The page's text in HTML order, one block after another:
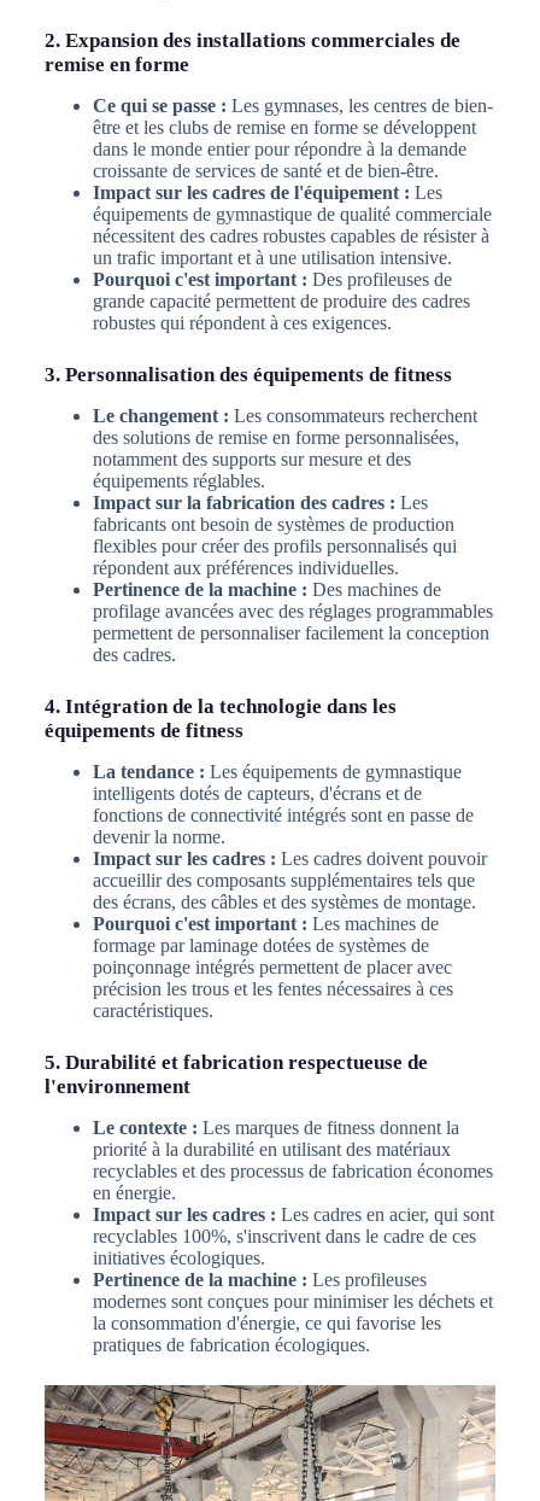
2. Expansion des installations commerciales de
remise en forme
Ce qui se passe : Les gymnases, les centres de bien-
être et les clubs de remise en forme se développent
dans le monde entier pour répondre à la demande
croissante de services de santé et de bien-être.
Impact sur les cadres de l'équipement : Les
équipements de gymnastique de qualité commerciale
nécessitent des cadres robustes capables de résister à
un trafic important et à une utilisation intensive.
Pourquoi c'est important : Des profileuses de
grande capacité permettent de produire des cadres
robustes qui répondent à ces exigences.
3. Personnalisation des équipements de fitness
Le changement : Les consommateurs recherchent
des solutions de remise en forme personnalisées,
notamment des supports sur mesure et des
équipements réglables.
Impact sur la fabrication des cadres : Les
fabricants ont besoin de systèmes de production
flexibles pour créer des profils personnalisés qui
répondent aux préférences individuelles.
Pertinence de la machine : Des machines de
profilage avancées avec des réglages programmables
permettent de personnaliser facilement la conception
des cadres.
4. Intégration de la technologie dans les
équipements de fitness
La tendance : Les équipements de gymnastique
intelligents dotés de capteurs, d'écrans et de
fonctions de connectivité intégrés sont en passe de
devenir la norme.
Impact sur les cadres : Les cadres doivent pouvoir
accueillir des composants supplémentaires tels que
des écrans, des câbles et des systèmes de montage.
Pourquoi c'est important : Les machines de
formage par laminage dotées de systèmes de
poinçonnage intégrés permettent de placer avec
précision les trous et les fentes nécessaires à ces
caractéristiques.
5. Durabilité et fabrication respectueuse de
l'environnement
Le contexte : Les marques de fitness donnent la
priorité à la durabilité en utilisant des matériaux
recyclables et des processus de fabrication économes
en énergie.
Impact sur les cadres : Les cadres en acier, qui sont
recyclables 100%, s'inscrivent dans le cadre de ces
initiatives écologiques.
Pertinence de la machine : Les profileuses
modernes sont conçues pour minimiser les déchets et
la consommation d'énergie, ce qui favorise les
pratiques de fabrication écologiques.